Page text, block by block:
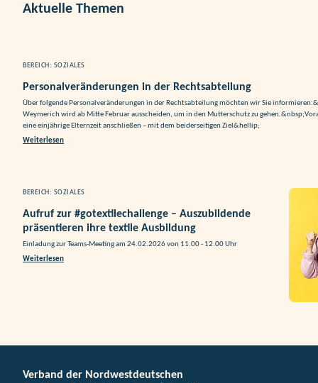
Aktuelle Themen
BEREICH: SOZIALES
Personalveränderungen in der Rechtsabteilung
Über folgende Personalveränderungen in der Rechtsabteilung möchten wir Sie
Weymerich wird ab Mitte Februar ausscheiden, um in den Mutterschutz zu
eine einjährige Elternzeit anschließen – mit dem beiderseitigen Ziel&hellip;
Weiterlesen
BEREICH: SOZIALES
Aufruf zur #gotextilechallenge – Auszubildende
präsentieren ihre textile Ausbildung
Einladung zur Teams-Meeting am 24.02.2026 von 11.00 - 12.00 Uhr
Weiterlesen
Verband der Nordwestdeutschen